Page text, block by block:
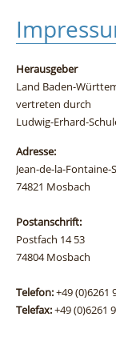
Herausgeber
Land Baden-
vertreten durch
Ludwig-Erhard-
Adresse:
Jean-de-la-Fontaine-
74821 Mosbach
Postanschrift:
Postfach 14 53
74804 Mosbach
Telefon:+49 (0)6261
Telefax:+49 (0)6261